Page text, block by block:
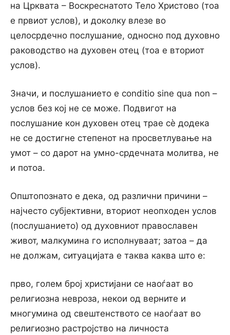
на Црквата – Воскреснатото Тело Христово (тоа
е првиот услов), и доколку влезе во
целосрдечно послушание, односно под духовно
раководство на духовен отец (тоа е вториот
услов).
Значи, и послушанието е conditio sine qua non –
услов без кој не се може. Подвигот на
послушание кон духовен отец трае сѐ додека
не се достигне степенот на просветлување на
умот – со дарот на умно-срдечната молитва, не
и потоа.
Општопознато е дека, од различни причини –
најчесто субјективни, вториот неопходен услов
(послушанието) од духовниот православен
живот, малкумина го исполнуваат; затоа – да
не должам, ситуацијата е таква каква што е:
прво, голем број христијани се наоѓаат во
религиозна невроза, некои од верните и
многумина од свештенството се наоѓаат во
религиозно растројство на личноста